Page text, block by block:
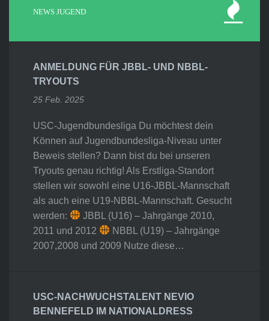
NEWS JUGEND
ANMELDUNG FÜR JBBL- UND NBBL-
TRYOUTS
25 Feb. 2025
USC-Jugendbundesliga Du möchtest dein
Können auf Jugendbundesliga-Niveau unter
Beweis stellen? Dann bist du bei unseren
Tryouts genau richtig! Als Erstliga-Standort
stellen wir sowohl eine U16-JBBL-Mannschaft
als auch eine U19-NBBL-Mannschaft. Gesucht
werden:
JBBL (U16) – Jahrgänge 2010,
2011 und 2012
NBBL (U19) – Jahrgänge
2007,2008 und 2009 Nutze diese…
USC-NACHWUCHSTALENT NEVIO
BENNEFELD IM NATIONALDRESS